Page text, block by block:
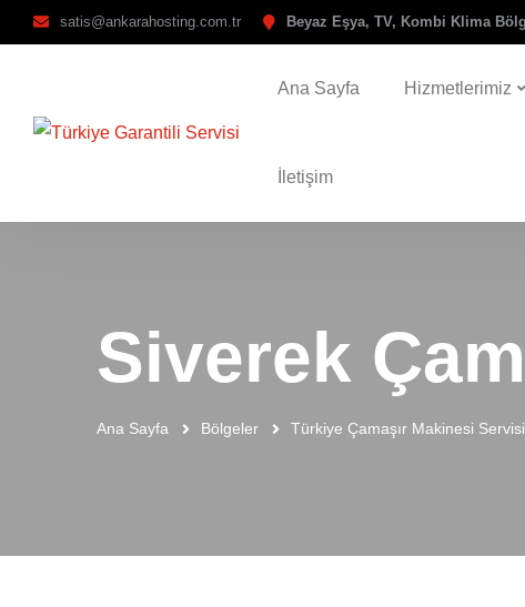
satis@ankarahosting.com.tr Beyaz Eşya, TV, Kombi Klima
Ana Sayfa Hizmetlerimiz
İletişim
Siverek
Ana Sayfa Bölgeler Türkiye Çamaşır Makinesi Servisi